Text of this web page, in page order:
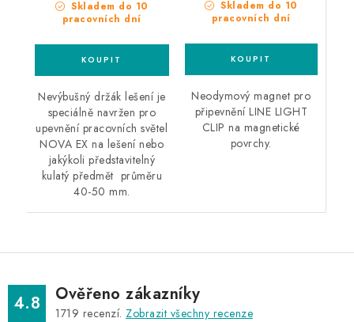
Skladem do 10
pracovních dní
Nevýbušný držák lešení je
speciálně navržen pro
upevnění pracovních světel
NOVA EX na lešení nebo
jakýkoli představitelný
kulatý předmět průměru
40-50 mm.
Skladem do 10
pracovních dní
Neodymový magnet pro
připevnění LINE LIGHT
CLIP na magnetické
povrchy.
4.8 Ověřeno zákazníky
1719 recenzí. Zobrazit všechny recenze